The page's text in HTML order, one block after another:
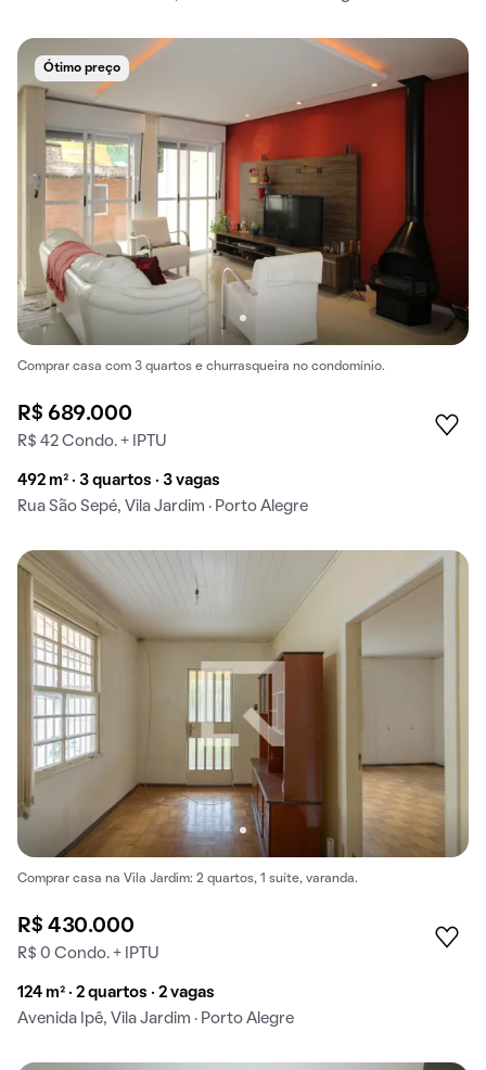
Ótimo preço
Comprar casa com 3 quartos e churrasqueira no condomínio.
R$ 689.000
R$ 42 Condo. + IPTU
492 m² · 3 quartos · 3 vagas
Rua São Sepé, Vila Jardim · Porto Alegre
Comprar casa na Vila Jardim: 2 quartos, 1 suíte, varanda.
R$ 430.000
R$ 0 Condo. + IPTU
124 m² · 2 quartos · 2 vagas
Avenida Ipê, Vila Jardim · Porto Alegre